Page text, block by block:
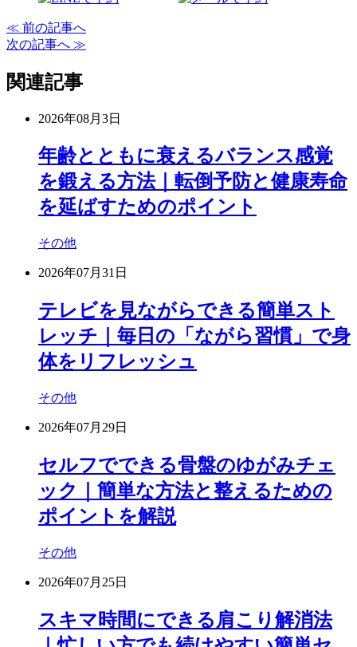
≪ 前の記事へ
次の記事へ ≫
関連記事
2026年08月3日
年齢とともに衰えるバランス感覚
を鍛える方法｜転倒予防と健康寿命
を延ばすためのポイント
その他
2026年07月31日
テレビを見ながらできる簡単スト
レッチ｜毎日の「ながら習慣」で身
体をリフレッシュ
その他
2026年07月29日
セルフでできる骨盤のゆがみチェ
ック｜簡単な方法と整えるための
ポイントを解説
その他
2026年07月25日
スキマ時間にできる肩こり解消法